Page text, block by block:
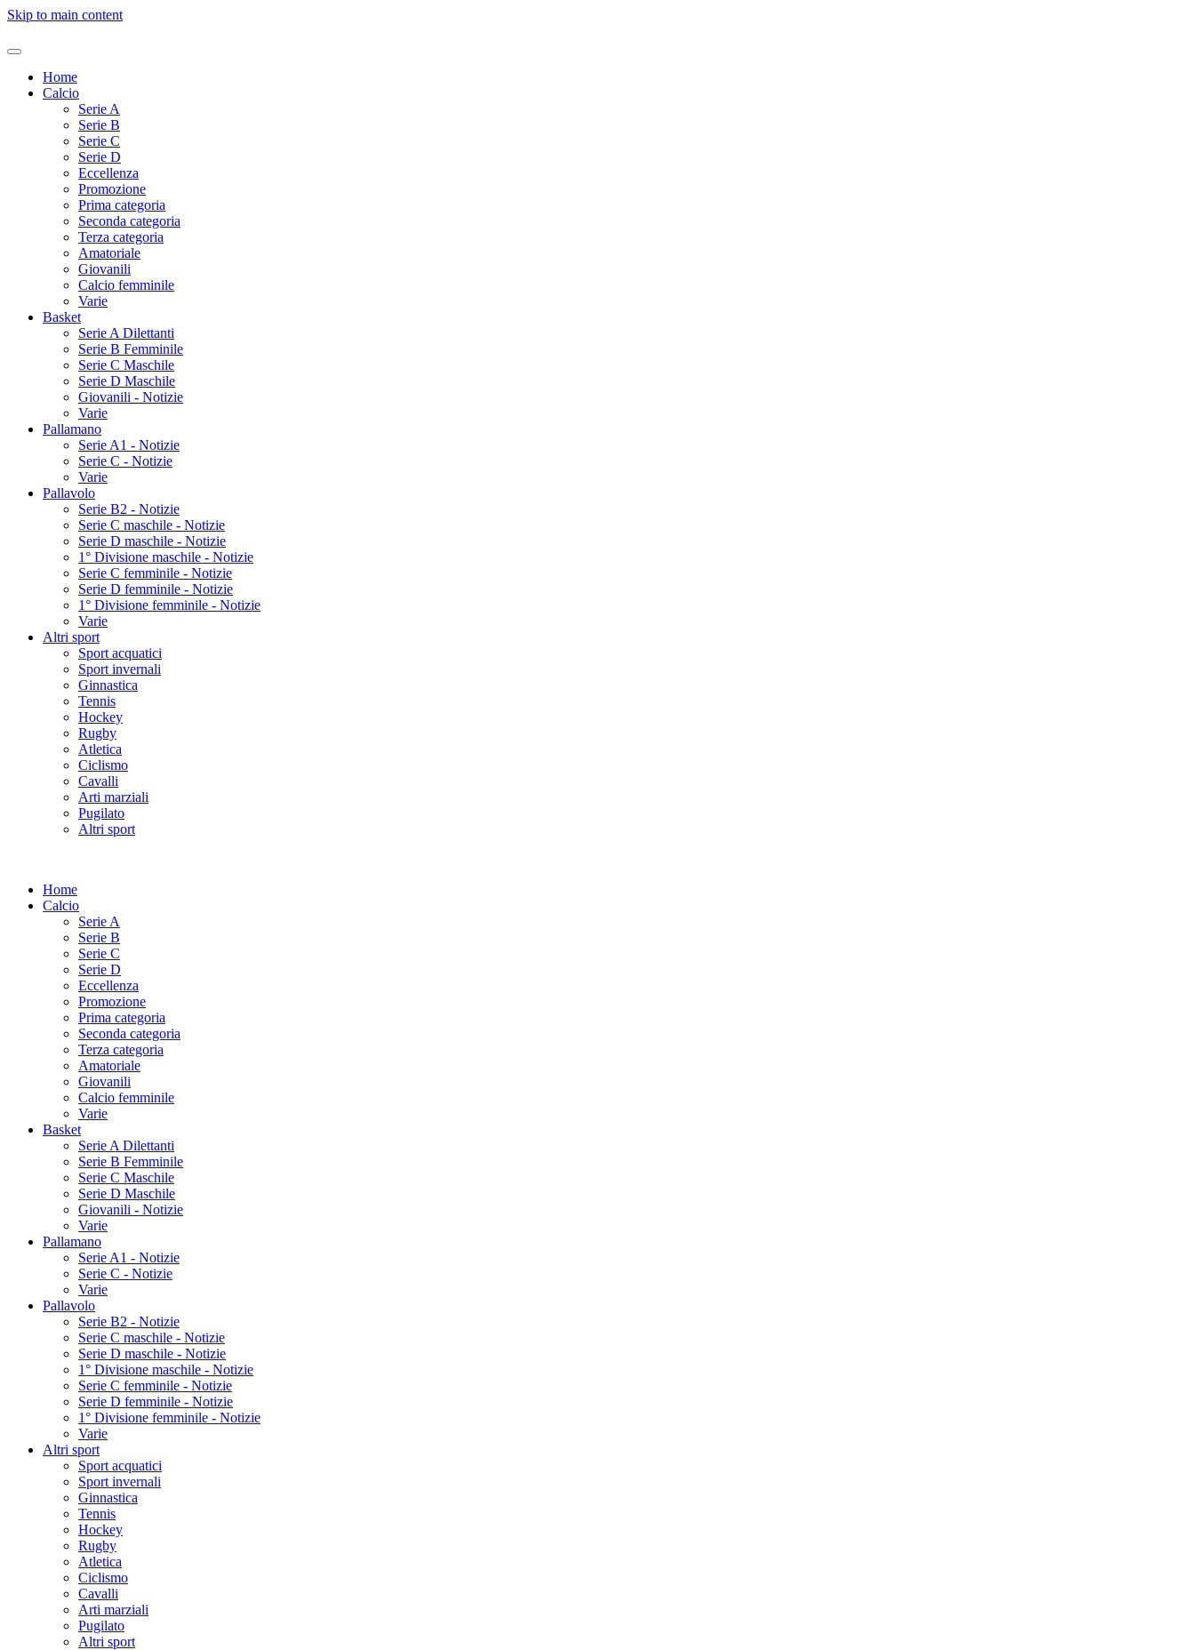
Skip to main content
Home
Calcio
Serie A
Serie B
Serie C
Serie D
Eccellenza
Promozione
Prima categoria
Seconda categoria
Terza categoria
Amatoriale
Giovanili
Calcio femminile
Varie
Basket
Serie A Dilettanti
Serie B Femminile
Serie C Maschile
Serie D Maschile
Giovanili - Notizie
Varie
Pallamano
Serie A1 - Notizie
Serie C - Notizie
Varie
Pallavolo
Serie B2 - Notizie
Serie C maschile - Notizie
Serie D maschile - Notizie
1° Divisione maschile - Notizie
Serie C femminile - Notizie
Serie D femminile - Notizie
1° Divisione femminile - Notizie
Varie
Altri sport
Sport acquatici
Sport invernali
Ginnastica
Tennis
Hockey
Rugby
Atletica
Ciclismo
Cavalli
Arti marziali
Pugilato
Altri sport
Home
Calcio
Serie A
Serie B
Serie C
Serie D
Eccellenza
Promozione
Prima categoria
Seconda categoria
Terza categoria
Amatoriale
Giovanili
Calcio femminile
Varie
Basket
Serie A Dilettanti
Serie B Femminile
Serie C Maschile
Serie D Maschile
Giovanili - Notizie
Varie
Pallamano
Serie A1 - Notizie
Serie C - Notizie
Varie
Pallavolo
Serie B2 - Notizie
Serie C maschile - Notizie
Serie D maschile - Notizie
1° Divisione maschile - Notizie
Serie C femminile - Notizie
Serie D femminile - Notizie
1° Divisione femminile - Notizie
Varie
Altri sport
Sport acquatici
Sport invernali
Ginnastica
Tennis
Hockey
Rugby
Atletica
Ciclismo
Cavalli
Arti marziali
Pugilato
Altri sport